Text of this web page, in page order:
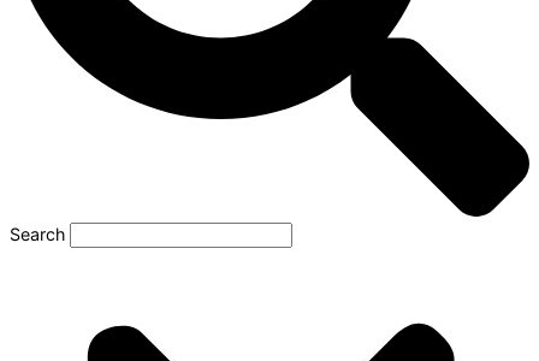
Search